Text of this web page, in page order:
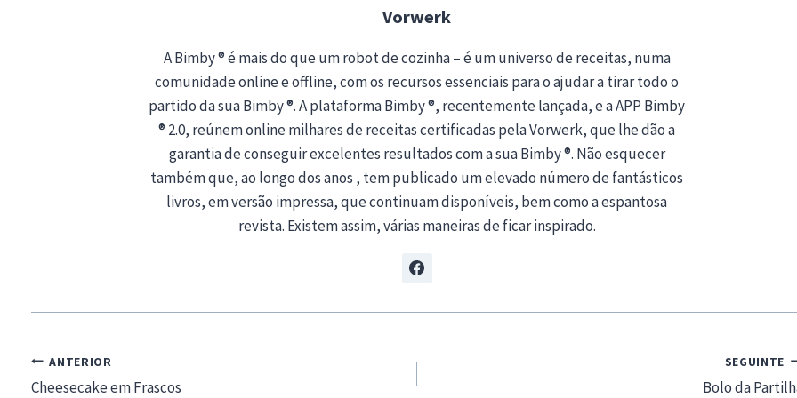
Vorwerk
A Bimby ® é mais do que um robot de cozinha – é um universo de receitas, numa
comunidade online e offline, com os recursos essenciais para o ajudar a tirar todo o
partido da sua Bimby ®. A plataforma Bimby ®, recentemente lançada, e a APP Bimby
® 2.0, reúnem online milhares de receitas certificadas pela Vorwerk, que lhe dão a
garantia de conseguir excelentes resultados com a sua Bimby ®. Não esquecer
também que, ao longo dos anos , tem publicado um elevado número de fantásticos
livros, em versão impressa, que continuam disponíveis, bem como a espantosa
revista. Existem assim, várias maneiras de ficar inspirado.
Navegação
de
ANTERIOR
Cheesecake em Frascos
SEGUINTE
Bolo da